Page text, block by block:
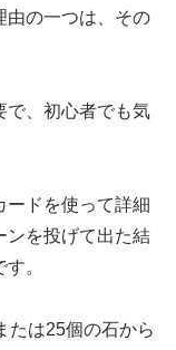
由の一つは、その
で、初心者でも気
ードを使って詳細
ンを投げて出た結
。
たは25個の石から